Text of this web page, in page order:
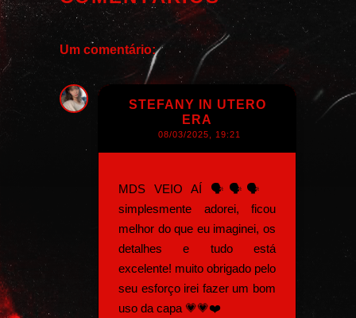
Um comentário:
STEFANY IN UTERO
ERA
08/03/2025, 19:21
MDS VEIO AÍ 🗣️🗣️🗣️
simplesmente adorei, ficou
melhor do que eu imaginei, os
detalhes e tudo está
excelente! muito obrigado pelo
seu esforço irei fazer um bom
uso da capa 💗💗❤️